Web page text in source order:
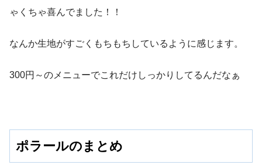
ゃくちゃ喜んでました！！
なんか生地がすごくもちもちしているように感じます。
300円～のメニューでこれだけしっかりしてるんだなぁ
ポラールのまとめ